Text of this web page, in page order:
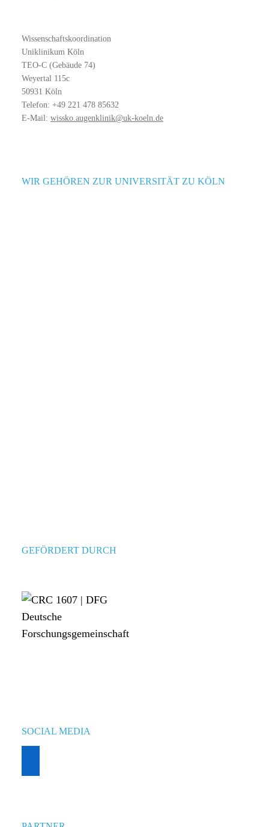
Wissenschaftskoordination
Uniklinikum Köln
TEO-C (Gebäude 74)
Weyertal 115c
50931 Köln
Telefon: +49 221 478 85632
E-Mail: wissko.augenklinik@uk-koeln.de
WIR GEHÖREN ZUR UNIVERSITÄT ZU KÖLN
GEFÖRDERT DURCH
SOCIAL MEDIA